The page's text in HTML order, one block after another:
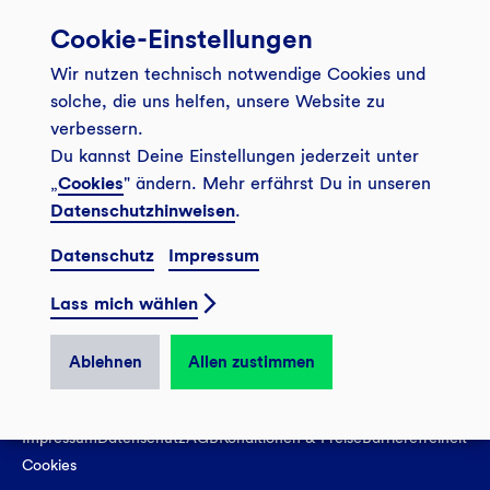
Banking App
Service
Onlinebanking Login
Sicheres Banking
FAQ
Kontakt
Newsletter
GLS Bank Magazin
Unsere Angebote
Girokonto
Mitgliederkonto
Tagesgeldkonto
Finanzieren
Investieren
Wo wirkt die GLS?
Weitersagen
Veranstaltungen
Filiale finden
Presse
Karriere
English
Kundenmagazin Bankspiegel
Sozial-ökologisch seit 1974
© 2026 GLS Gemeinschaftsbank eG
Vertrag widerrufen
ImpressumDatenschutzAGBKonditionen & PreiseBarrierefreiheit
Cookies
Cookie-Einstellungen
Wir nutzen technisch notwendige Cookies und
solche, die uns helfen, unsere Website zu
verbessern.
Du kannst Deine Einstellungen jederzeit unter
„Cookies" ändern. Mehr erfährst Du in unseren
Datenschutzhinweisen.
Datenschutz Impressum
Lass mich wählen
Ablehnen Allen zustimmen